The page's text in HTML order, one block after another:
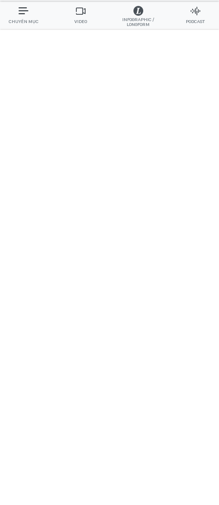
CHUYÊN MỤC VIDEO
INFOGRAPHIC /
LONGFORM
PODCAST